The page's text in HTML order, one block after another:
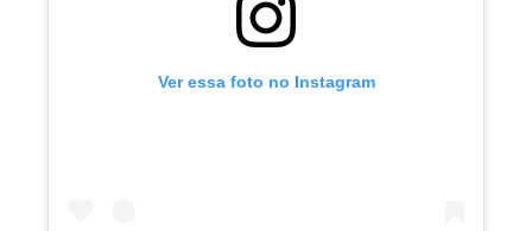
Ver essa foto no Instagram